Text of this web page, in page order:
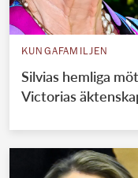
KUNGAFAMILJEN
Silvias hemliga
Victorias